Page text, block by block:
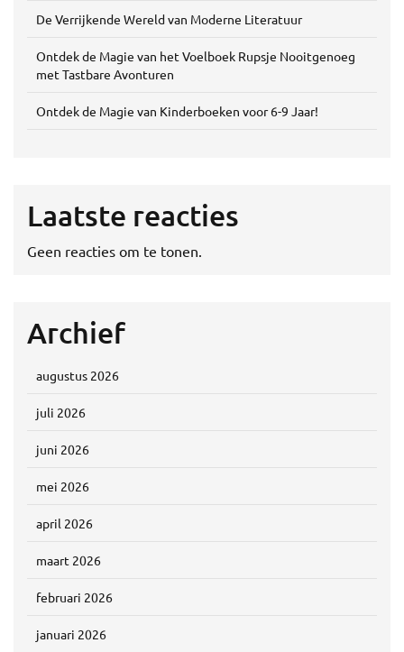
De Verrijkende Wereld van Moderne Literatuur
Ontdek de Magie van het Voelboek Rupsje Nooitgenoeg
met Tastbare Avonturen
Ontdek de Magie van Kinderboeken voor 6-9 Jaar!
Laatste reacties
Geen reacties om te tonen.
Archief
augustus 2026
juli 2026
juni 2026
mei 2026
april 2026
maart 2026
februari 2026
januari 2026